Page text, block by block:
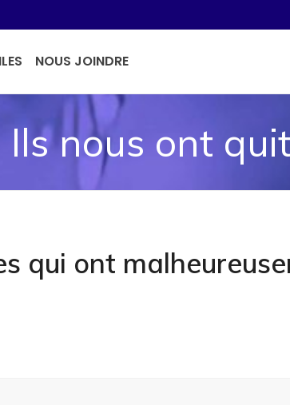
NOUS JOINDRE
Ils nous ont
qui ont